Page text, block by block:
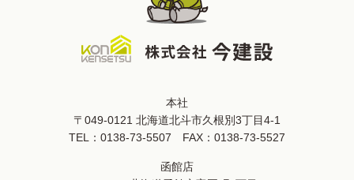
本社
〒049-0121 北海道北斗市久根別3丁目4-1
TEL： 0138-73-5507 FAX：0138-73-5527
函館店